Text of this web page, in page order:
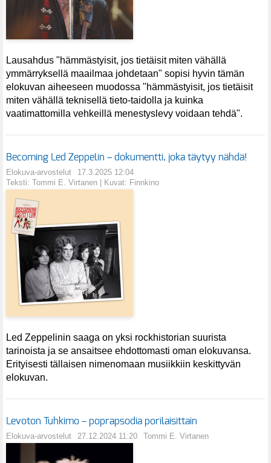
Lausahdus "hämmästyisit, jos tietäisit miten vähällä
ymmärryksellä maailmaa johdetaan" sopisi hyvin tämän
elokuvan aiheeseen muodossa "hämmästyisit, jos tietäisit
miten vähällä teknisellä tieto-taidolla ja kuinka
vaatimattomilla vehkeillä menestyslevy voidaan tehdä".
Becoming Led Zeppelin – dokumentti, joka täytyy nähdä!
Elokuva-arvostelut
17.3.2025 12:04
Teksti: Tommi E. Virtanen | Kuvat: Finnkino
Led Zeppelinin saaga on yksi rockhistorian suurista
tarinoista ja se ansaitsee ehdottomasti oman elokuvansa.
Erityisesti tällaisen nimenomaan musiikkiin keskittyvän
elokuvan.
Levoton Tuhkimo – poprapsodia porilaisittain
Elokuva-arvostelut 27.12.2024 11:20 Tommi E. Virtanen